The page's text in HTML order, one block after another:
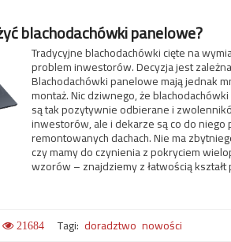
blachodachówki panelowe?
Tradycyjne blachodachówki cięte na
problem inwestorów. Decyzja jest
Blachodachówki panelowe mają jednak
montaż. Nic dziwnego, że
są tak pozytywnie odbierane i
inwestorów, ale i dekarze są co do
remontowanych dachach. Nie ma
czy mamy do czynienia z pokryciem
wzorów – znajdziemy z łatwością kształt
21684 Tagi: doradztwo nowości